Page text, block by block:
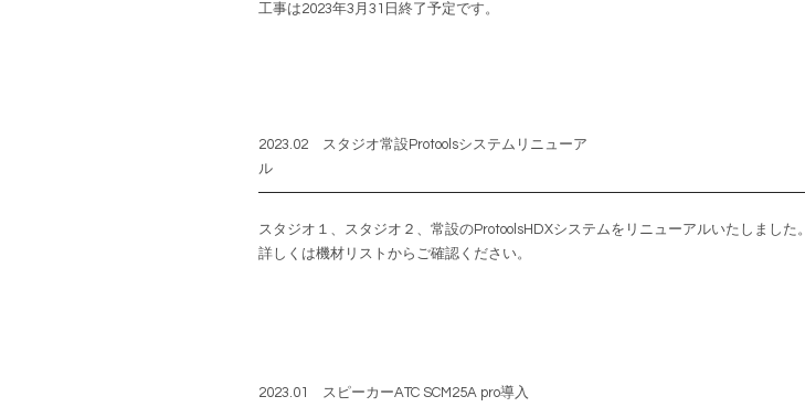
工事は2023年3月31日終了予定です。
2023.02 スタジオ常設Protoolsシステムリニューア
ル
スタジオ１、スタジオ２、常設のProtoolsHDXシステムをリニューアルいたしました。
詳しくは機材リストからご確認ください。
2023.01 スピーカーATC SCM25A pro導入